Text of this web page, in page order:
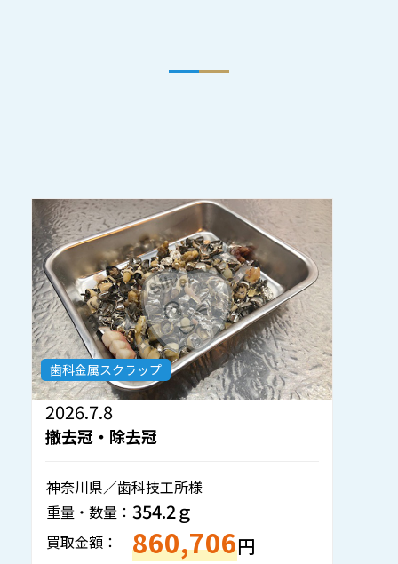
歯科金属スクラップ
2026.7.1
撤去冠・除去冠
岡山県／歯科医院様
重量・数量：804.5ｇ
買取金額： 1,934,935